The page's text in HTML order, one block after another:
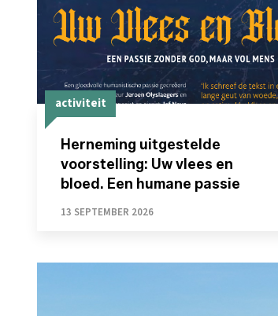
activiteit
Herneming uitgestelde
voorstelling: Uw vlees en
bloed. Een humane passie
13 SEPTEMBER 2026